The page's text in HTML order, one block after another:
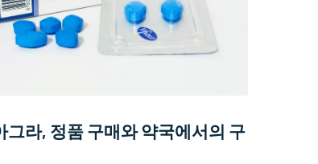
그라, 정품 구매와 약국에서의 구